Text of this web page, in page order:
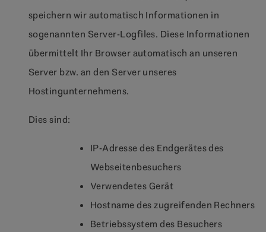
speichern wir automatisch Informationen in
sogenannten Server-Logfiles. Diese Informationen
übermittelt Ihr Browser automatisch an unseren
Server bzw. an den Server unseres
Hostingunternehmens.
Dies sind:
IP-Adresse des Endgerätes des
Webseitenbesuchers
Verwendetes Gerät
Hostname des zugreifenden Rechners
Betriebssystem des Besuchers